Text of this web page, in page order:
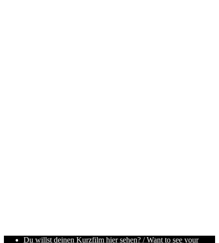
Du willst deinen Kurzfilm hier sehen? / Want to see your